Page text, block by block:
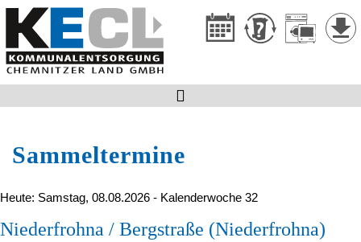

Sammeltermine
Heute: Samstag, 08.08.2026 - Kalenderwoche 32
Niederfrohna / Bergstraße (Niederfrohna)